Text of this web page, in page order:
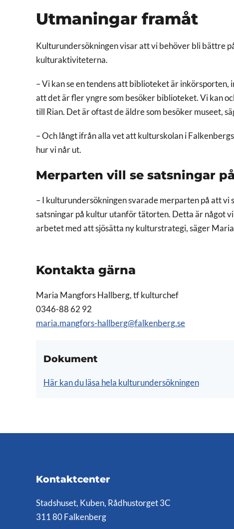
Utmaningar framåt
Kulturundersökningen visar att vi behöver bli bättre
kulturaktiviteterna.
– Vi kan se en tendens att biblioteket är inkörsporten,
att det är fler yngre som besöker biblioteket. Vi kan
till Rian. Det är oftast de äldre som besöker museet,
– Och långt ifrån alla vet att kulturskolan i
hur vi når ut.
Merparten vill se satsningar
– I kulturundersökningen svarade merparten på att vi
satsningar på kultur utanför tätorten. Detta är något
arbetet med att sjösätta ny kulturstrategi, säger
Kontakta gärna
Maria Mangfors Hallberg, tf kulturchef
0346-88 62 92
maria.mangfors-hallberg@falkenberg.se
Dokument
Här kan du läsa hela kulturundersökningen
Kontaktcenter
Stadshuset, Kuben, Rådhustorget 3C
311 80 Falkenberg